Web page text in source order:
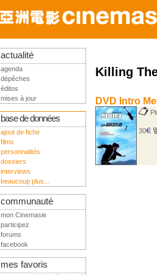
Killing
DVD Intro
30
actualité
agenda
dépêches
éditos
mises à jour
base de données
ajout de fiche
films
personnalités
dossiers
interviews
beaucoup plus...
communauté
mon Cinemasie
participez
forums
facebook
mes favoris